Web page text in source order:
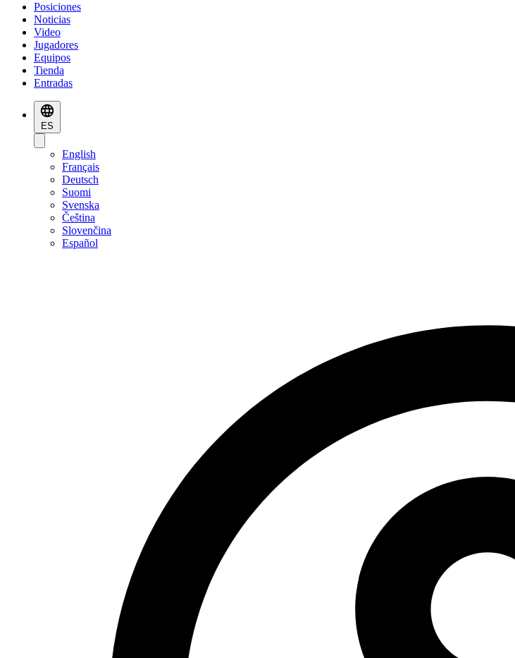
Posiciones
Noticias
Video
Jugadores
Equipos
Tienda
Entradas
ES
English
Français
Deutsch
Suomi
Svenska
Čeština
Slovenčina
Español